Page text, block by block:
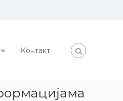
Контакт